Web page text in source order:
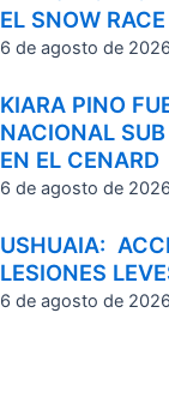
EL SNOW
6 de agosto de 2026
KIARA PINO
NACIONAL
EN EL CENARD
6 de agosto de 2026
USHUAIA:
LESIONES
6 de agosto de 2026